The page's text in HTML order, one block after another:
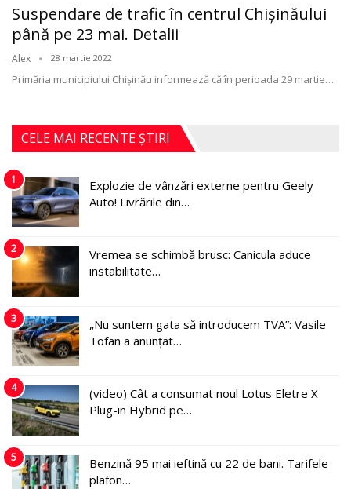
Suspendare de trafic în centrul Chişinăului
până pe 23 mai. Detalii
Alex 28 martie 2022
Primăria municipiului Chișinău informează că în perioada 29 martie…
CELE MAI RECENTE ȘTIRI
1
Explozie de vânzări externe pentru Geely
Auto! Livrările din…
2
Vremea se schimbă brusc: Canicula aduce
instabilitate…
3
„Nu suntem gata să introducem TVA”: Vasile
Tofan a anunțat…
4
(video) Cât a consumat noul Lotus Eletre X
Plug-in Hybrid pe…
5
Benzină 95 mai ieftină cu 22 de bani. Tarifele
plafon…